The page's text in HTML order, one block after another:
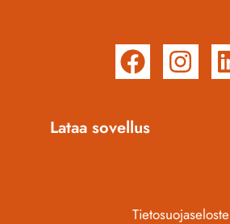
Lataa sovellus
Tietosuojaseloste